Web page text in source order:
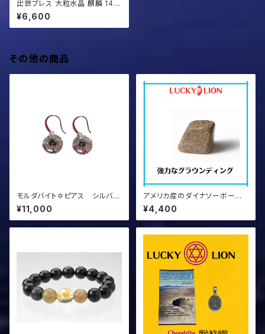
出世ブレス 大粒水晶 麒麟 14m
m #LuckyMaria3
¥6,600
その他の商品
モルダバイト✡ピアス シルバー
加工
¥11,000
アメリカ産のダイナソーボーン
①証明書つき
¥4,400